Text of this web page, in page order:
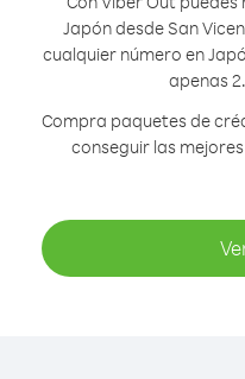
Japón desde San
cualquier número en
apenas
Compra paquetes de
conseguir las